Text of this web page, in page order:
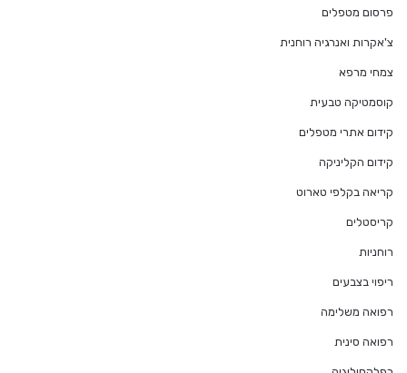
פרסום מטפלים
צ'אקרות ואנרגיה רוחנית
צמחי מרפא
קוסמטיקה טבעית
קידום אתרי מטפלים
קידום הקליניקה
קריאה בקלפי טארוט
קריסטלים
רוחניות
ריפוי בצבעים
רפואה משלימה
רפואה סינית